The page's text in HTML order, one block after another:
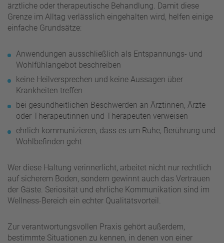
ärztliche oder therapeutische Behandlung. Damit diese
Grenze im Alltag verlässlich eingehalten wird, helfen einige
einfache Grundsätze:
Anwendungen ausschließlich als Entspannungs- und
Wohlfühlangebot beschreiben
keine Heilversprechen und keine Aussagen über
Krankheiten treffen
bei gesundheitlichen Beschwerden an Ärztinnen, Ärzte
oder Therapeutinnen und Therapeuten verweisen
ehrlich kommunizieren, dass es um Ruhe, Berührung und
Wohlbefinden geht
Wer diese Haltung verinnerlicht, arbeitet nicht nur rechtlich
auf sicherem Boden, sondern gewinnt auch das Vertrauen
der Gäste. Seriosität und ehrliche Kommunikation sind im
Wellness-Bereich ein echter Qualitätsvorteil.
Zur verantwortungsvollen Praxis gehört außerdem,
bestimmte Situationen zu kennen, in denen von einer